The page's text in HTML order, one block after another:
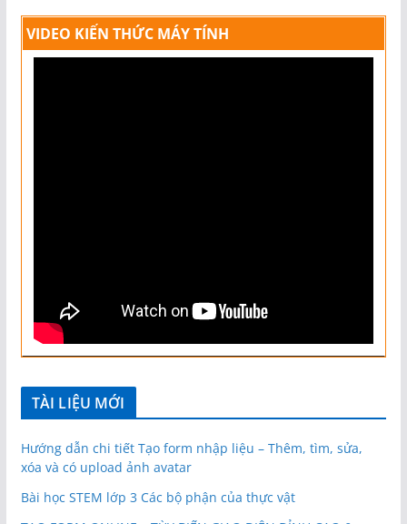
VIDEO KIẾN THỨC MÁY TÍNH
TÀI LIỆU MỚI
Hướng dẫn chi tiết Tạo form nhập liệu – Thêm, tìm, sửa,
xóa và có upload ảnh avatar
Bài học STEM lớp 3 Các bộ phận của thực vật